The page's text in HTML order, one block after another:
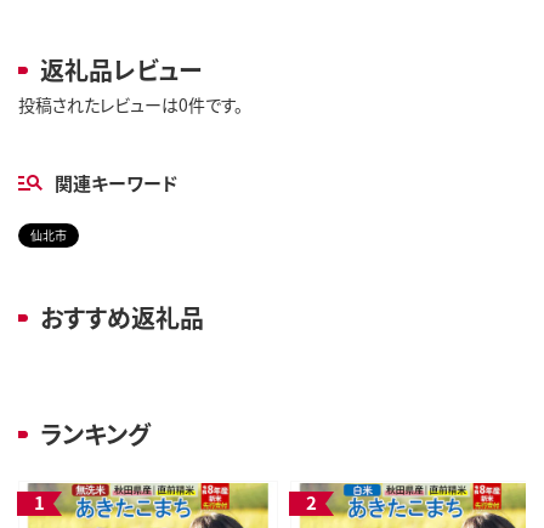
返礼品レビュー
投稿されたレビューは0件です。
関連キーワード
仙北市
おすすめ返礼品
ランキング